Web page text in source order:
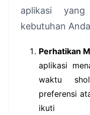
aplikasi
kebutuhan
Perhatikan
aplikasi
waktu
preferensi
ikuti